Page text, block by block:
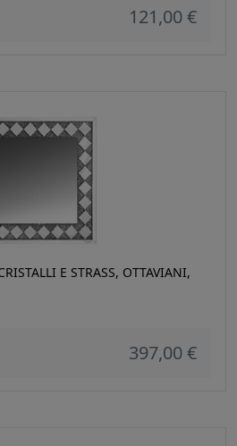
121,00 €
E STRASS, OTTAVIANI,
397,00 €